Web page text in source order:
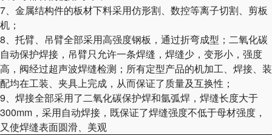
7、金属结构件的板材下料采用仿形割、数控等离子切割、剪板
机；
8、托臂、吊臂全部采用高强度钢板，通过折弯成型；二氧化碳
自动保护焊接，吊臂只允许一条焊缝，焊缝少，变形小，强度
高，阀经过超声波焊缝检测；所有定型产品的机加工、焊接、装
配均在工装、夹具上完成，从而保证了质量及互换性；
9、焊接全部采用了二氧化碳保护焊和氩弧焊，焊缝长度大于
300mm，采用自动焊接，既保证了焊缝强度不低于母材强度，
又使焊缝表面圆滑、美观